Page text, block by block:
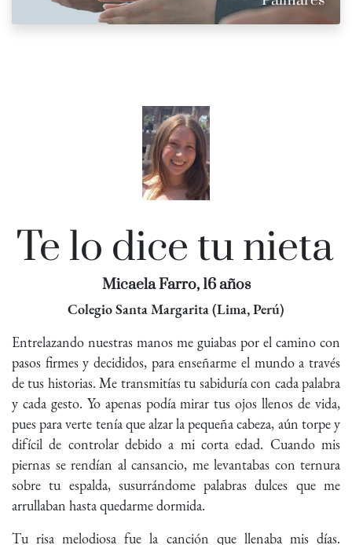
Te lo dice tu nieta
Micaela Farro, 16 años
Colegio Santa Margarita (Lima, Perú)
Entrelazando nuestras manos me guiabas por el camino con
pasos firmes y decididos, para enseñarme el mundo a través
de tus historias. Me transmitías tu sabiduría con cada palabra
y cada gesto. Yo apenas podía mirar tus ojos llenos de vida,
pues para verte tenía que alzar la pequeña cabeza, aún torpe y
difícil de controlar debido a mi corta edad. Cuando mis
piernas se rendían al cansancio, me levantabas con ternura
sobre tu espalda, susurrándome palabras dulces que me
arrullaban hasta quedarme dormida.
Tu risa melodiosa fue la canción que llenaba mis días.